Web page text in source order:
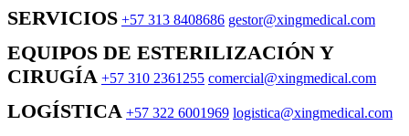
SERVICIOS +57 313 8408686 gestor@xingmedical.com
EQUIPOS DE ESTERILIZACIÓN Y
CIRUGÍA +57 310 2361255 comercial@xingmedical.com
LOGÍSTICA +57 322 6001969 logistica@xingmedical.com